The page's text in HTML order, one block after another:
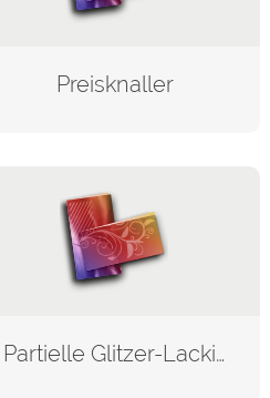
Preisknaller
Partielle Glitzer-Lackierung